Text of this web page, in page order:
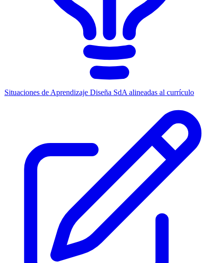
Situaciones de Aprendizaje Diseña SdA alineadas al currículo